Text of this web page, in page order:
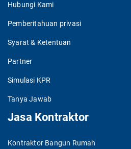
Hubungi Kami
Pemberitahuan privasi
Syarat & Ketentuan
Partner
Simulasi KPR
Tanya Jawab
Jasa Kontraktor
Kontraktor Bangun Rumah